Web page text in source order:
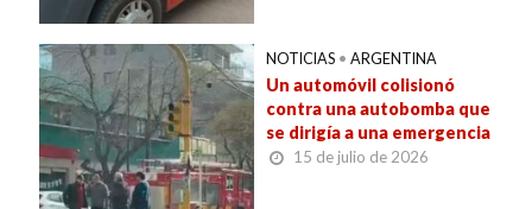
NOTICIAS • ARGENTINA
Un automóvil colisionó
contra una autobomba que
se dirigía a una emergencia
15 de julio de 2026